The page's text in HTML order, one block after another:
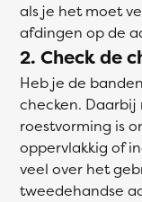
als je het moet
afdingen op de
2. Check de
Heb je de
checken.
roestvorming is
oppervlakkig of
veel over het
tweedehandse